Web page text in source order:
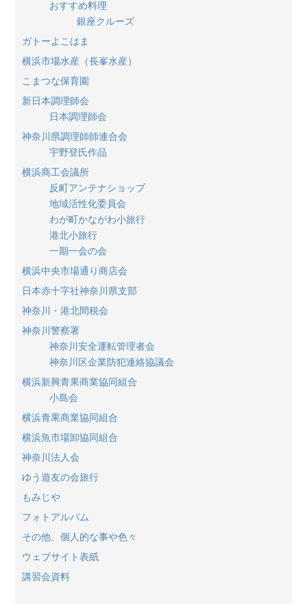
おすすめ料理
銀座クルーズ
ガトーよこはま
横浜市場水産（長峯水産）
こまつな保育園
新日本調理師会
日本調理師会
神奈川県調理師師連合会
宇野登氏作品
横浜商工会議所
反町アンテナショップ
地域活性化委員会
わが町かながわ小旅行
港北小旅行
一期一会の会
横浜中央市場通り商店会
日本赤十字社神奈川県支部
神奈川・港北間税会
神奈川警察署
神奈川安全運転管理者会
神奈川区企業防犯連絡協議会
横浜新興青果商業協同組合
小島会
横浜青果商業協同組合
横浜魚市場卸協同組合
神奈川法人会
ゆう遊友の会旅行
もみじや
フォトアルバム
その他、個人的な事や色々
ウェブサイト表紙
講習会資料